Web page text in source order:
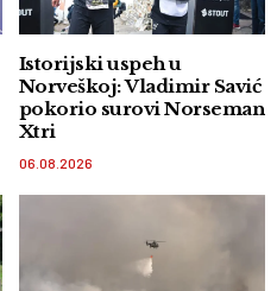
Istorijski uspeh u
Norveškoj: Vladimir Savić
pokorio surovi Norseman
Xtri
06.08.2026